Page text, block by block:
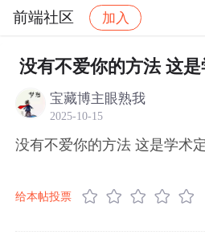
前端社区 加入
社区 前端社区 感慨
没有不爱你的方法 这
宝藏博主眼熟我
2025-10-15
没有不爱你的方法 这是学术
给本帖投票